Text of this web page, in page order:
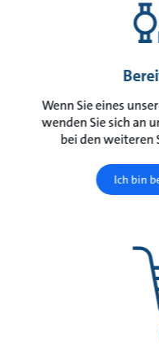
Wenn Sie eines
wenden Sie sich an
bei den weiteren
Ich bin